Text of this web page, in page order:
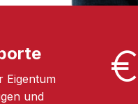
Eigentum
und